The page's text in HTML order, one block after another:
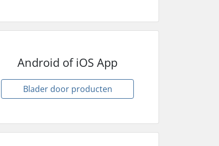
Android of iOS App
Blader door producten